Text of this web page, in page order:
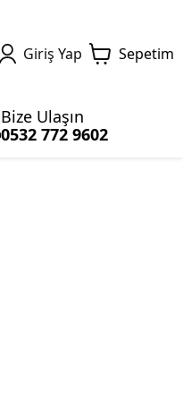
Giriş Yap Sepetim
Bize Ulaşın
0532 772 9602